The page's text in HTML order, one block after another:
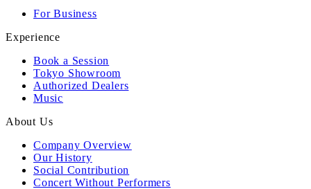
For Business
Experience
Book a Session
Tokyo Showroom
Authorized Dealers
Music
About Us
Company Overview
Our History
Social Contribution
Concert Without Performers